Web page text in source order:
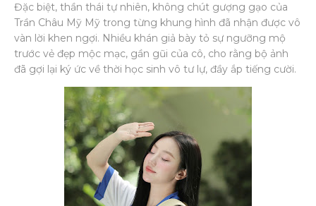
Đặc biệt, thần thái tự nhiên, không chút gượng gạo của
Trần Châu Mỹ Mỹ trong từng khung hình đã nhận được vô
vàn lời khen ngợi. Nhiều khán giả bày tỏ sự ngưỡng mộ
trước vẻ đẹp mộc mạc, gần gũi của cô, cho rằng bộ ảnh
đã gợi lại ký ức về thời học sinh vô tư lự, đầy ắp tiếng cười.